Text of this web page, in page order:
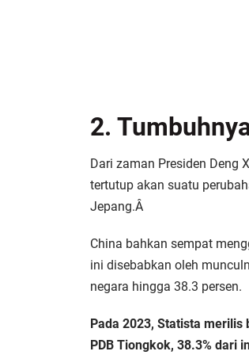
2.
Dari zaman Presiden Deng
tertutup akan suatu
Jepang.Â
China bahkan sempat
ini disebabkan oleh
negara hingga 38.3 persen.
Pada 2023, Statista
PDB Tiongkok, 38.3% dari